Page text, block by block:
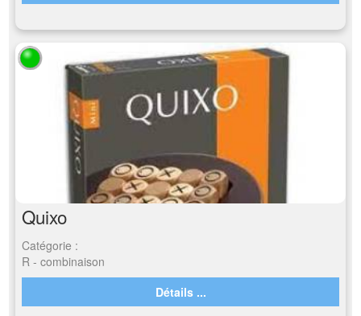
Quixo
Catégorie :
R - combinaison
Détails ...